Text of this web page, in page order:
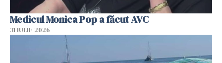
Medicul Monica Pop a făcut AVC
31 IULIE 2026